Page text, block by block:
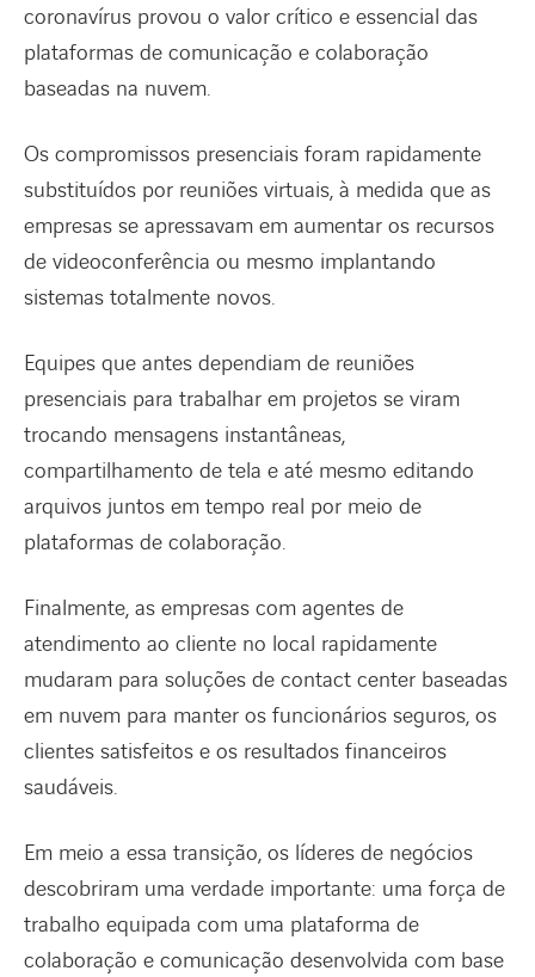
coronavírus provou o valor crítico e essencial das
plataformas de comunicação e colaboração
baseadas na nuvem.
Os compromissos presenciais foram rapidamente
substituídos por reuniões virtuais, à medida que as
empresas se apressavam em aumentar os recursos
de videoconferência ou mesmo implantando
sistemas totalmente novos.
Equipes que antes dependiam de reuniões
presenciais para trabalhar em projetos se viram
trocando mensagens instantâneas,
compartilhamento de tela e até mesmo editando
arquivos juntos em tempo real por meio de
plataformas de colaboração.
Finalmente, as empresas com agentes de
atendimento ao cliente no local rapidamente
mudaram para soluções de contact center baseadas
em nuvem para manter os funcionários seguros, os
clientes satisfeitos e os resultados financeiros
saudáveis.
Em meio a essa transição, os líderes de negócios
descobriram uma verdade importante: uma força de
trabalho equipada com uma plataforma de
colaboração e comunicação desenvolvida com base